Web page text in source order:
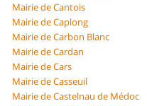
Mairie de Cantois
Mairie de Caplong
Mairie de Carbon Blanc
Mairie de Cardan
Mairie de Cars
Mairie de Casseuil
Mairie de Castelnau de Médoc